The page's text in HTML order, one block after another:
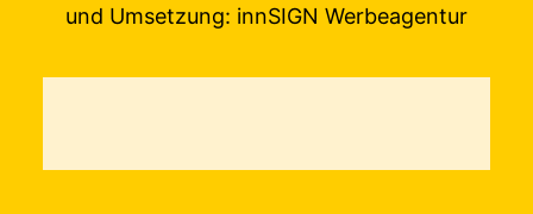
und Umsetzung: innSIGN Werbeagentur